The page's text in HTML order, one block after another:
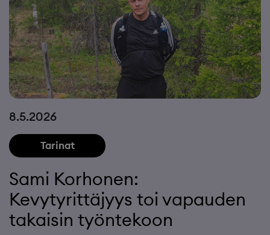
8.5.2026
Tarinat
Sami Korhonen:
Kevytyrittäjyys toi vapauden
takaisin työntekoon